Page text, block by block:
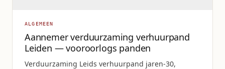
ALGEMEEN
Aannemer verduurzaming verhuurpand
Leiden — vooroorlogs panden
Verduurzaming Leids verhuurpand jaren-30,